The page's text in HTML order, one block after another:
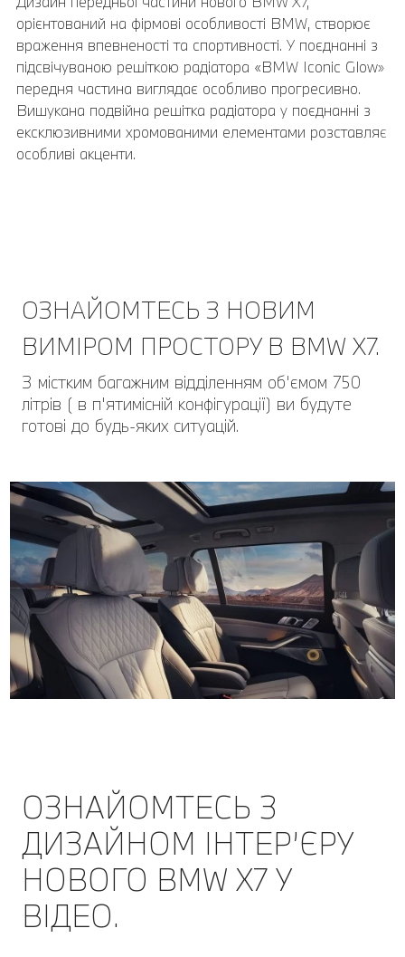
орієнтований на фірмові особливості BMW, створює
враження впевненості та спортивності. У поєднанні з
підсвічуваною решіткою радіатора «BMW Iconic Glow»
передня частина виглядає особливо прогресивно.
Вишукана подвійна решітка радіатора у поєднанні з
ексклюзивними хромованими елементами розставляє
особливі акценти.
ОЗНАЙОМТЕСЬ З НОВИМ
ВИМІРОМ ПРОСТОРУ В BMW Х7.
З містким багажним відділенням об'ємом 750
літрів ( в п'ятимісній конфігурації) ви будуте
готові до будь-яких ситуацій.
ОЗНАЙОМТЕСЬ З
ДИЗАЙНОМ ІНТЕР’ЄРУ
НОВОГО BMW Х7 У
ВІДЕО.